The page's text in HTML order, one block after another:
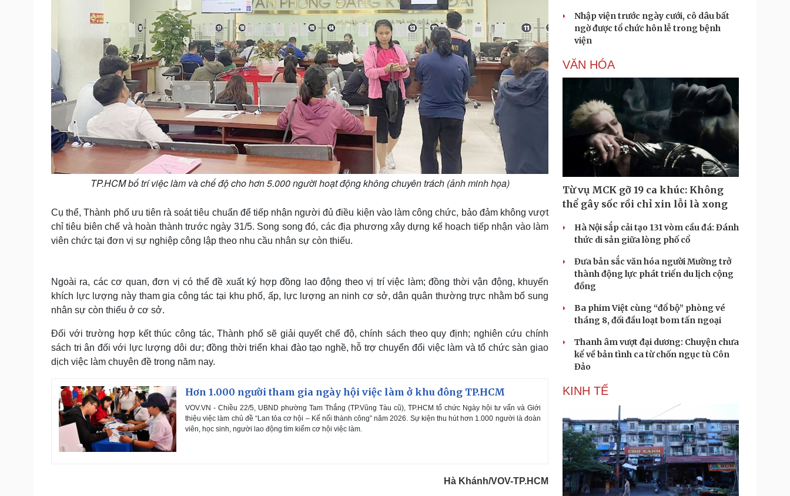
TP.HCM bố trí việc làm và chế độ cho hơn 5.000 người hoạt động không chuyên trách (ảnh minh họa)
Cụ thể, Thành phố ưu tiên rà soát tiêu chuẩn để tiếp nhận người đủ điều kiện vào làm công chức, bảo đảm không vượt
chỉ tiêu biên chế và hoàn thành trước ngày 31/5. Song song đó, các địa phương xây dựng kế hoạch tiếp nhận vào làm
viên chức tại đơn vị sự nghiệp công lập theo nhu cầu nhân sự còn thiếu.
Ngoài ra, các cơ quan, đơn vị có thể đề xuất ký hợp đồng lao động theo vị trí việc làm; đồng thời vận động, khuyến
khích lực lượng này tham gia công tác tại khu phố, ấp, lực lượng an ninh cơ sở, dân quân thường trực nhằm bổ sung
nhân sự còn thiếu ở cơ sở.
Đối với trường hợp kết thúc công tác, Thành phố sẽ giải quyết chế độ, chính sách theo quy định; nghiên cứu chính
sách tri ân đối với lực lượng dôi dư; đồng thời triển khai đào tạo nghề, hỗ trợ chuyển đổi việc làm và tổ chức sàn giao
dịch việc làm chuyên đề trong năm nay.
Hơn 1.000 người tham gia ngày hội việc làm ở khu đông TP.HCM
VOV.VN - Chiều 22/5, UBND phường Tam Thắng (TP.Vũng Tàu cũ), TP.HCM tổ chức Ngày hội tư vấn và Giới
thiệu việc làm chủ đề “Lan tỏa cơ hội – Kế nối thành công” năm 2026. Sự kiện thu hút hơn 1.000 người là đoàn
viên, học sinh, người lao động tìm kiếm cơ hội việc làm.
Hà Khánh/VOV-TP.HCM
Nhập viện trước ngày cưới, cô dâu bất
ngờ được tổ chức hôn lễ trong bệnh
viện
VĂN HÓA
Từ vụ MCK gỡ 19 ca khúc: Không
thể gây sốc rồi chỉ xin lỗi là xong
Hà Nội sắp cải tạo 131 vòm cầu đá: Đánh
thức di sản giữa lòng phố cổ
Đưa bản sắc văn hóa người Mường trở
thành động lực phát triển du lịch cộng
đồng
Ba phim Việt cùng “đổ bộ” phòng vé
tháng 8, đối đầu loạt bom tấn ngoại
Thanh âm vượt đại dương: Chuyện chưa
kể về bản tình ca từ chốn ngục tù Côn
Đảo
KINH TẾ